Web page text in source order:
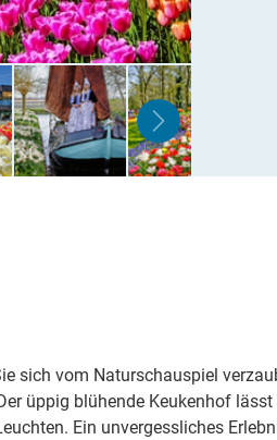
sich vom Naturschauspiel
üppig blühende Keukenhof
Ein unvergessliches